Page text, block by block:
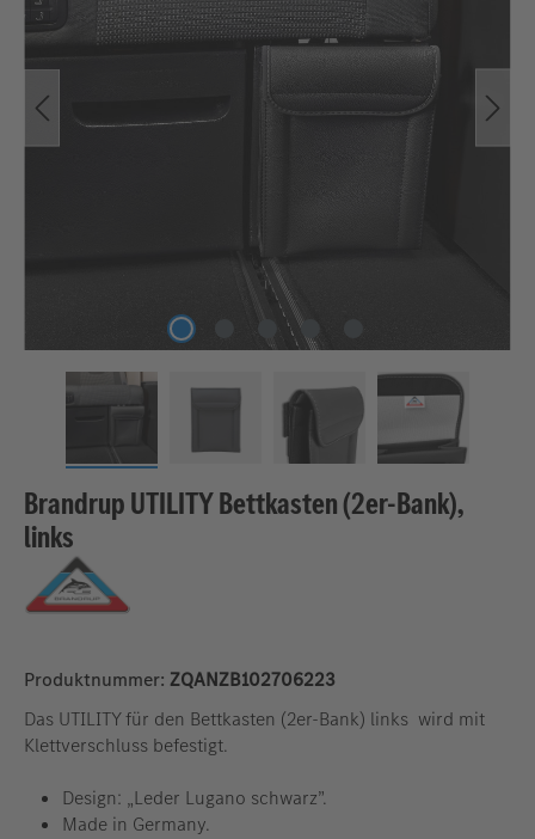
Brandrup UTILITY Bettkasten (2er-Bank),
links
Produktnummer: ZQANZB102706223
Das UTILITY für den Bettkasten (2er-Bank) links wird mit
Klettverschluss befestigt.
Design: „Leder Lugano schwarz”.
Made in Germany.